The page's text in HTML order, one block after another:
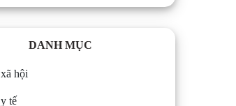
DANH MỤC
hội
tế